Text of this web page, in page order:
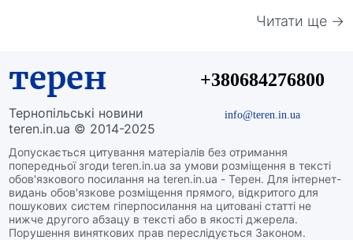
Читати ще →
терен
Тернопільські новини
teren.in.ua © 2014-2025
Допускається цитування матеріалів без отримання
попередньої згоди teren.in.ua за умови розміщення в тексті
обов'язкового посилання на teren.in.ua - Терен. Для інтернет-
видань обов'язкове розміщення прямого, відкритого для
пошукових систем гіперпосилання на цитовані статті не
нижче другого абзацу в тексті або в якості джерела.
Порушення виняткових прав переслідується Законом.
+380684276800
info@teren.in.ua